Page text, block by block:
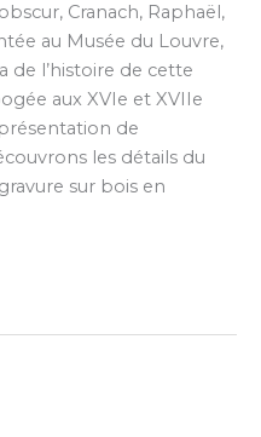
Cranach, Raphaël,
au Musée du Louvre,
de l’histoire de cette
aux XVIe et XVIIe
de
les détails du
sur bois en